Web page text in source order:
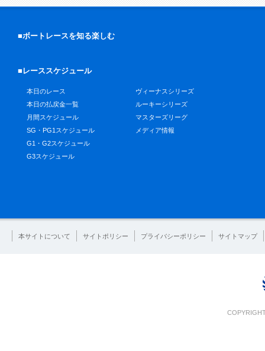
■ボートレースを知る楽しむ
■レーススケジュール
本日のレース
本日の払戻金一覧
月間スケジュール
SG・PG1スケジュール
G1・G2スケジュール
G3スケジュール
ヴィーナスシリーズ
ルーキーシリーズ
マスターズリーグ
メディア情報
本サイトについて サイトポリシー プライバシーポリシー サイトマップ